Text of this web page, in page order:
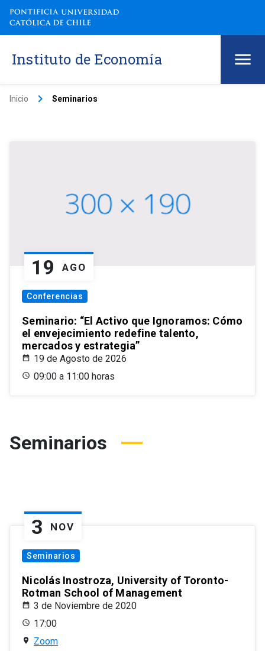
Instituto de Economía
Inicio keyboard_arrow_right Seminarios
19 AGO
Conferencias
Seminario: “El Activo que Ignoramos: Cómo
el envejecimiento redefine talento,
mercados y estrategia”
19 de Agosto de 2026
09:00 a 11:00 horas
Seminarios
3 NOV
Seminarios
Nicolás Inostroza, University of Toronto-
Rotman School of Management
3 de Noviembre de 2020
17:00
Zoom